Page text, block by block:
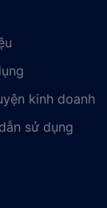
kinh doanh
sử dụng